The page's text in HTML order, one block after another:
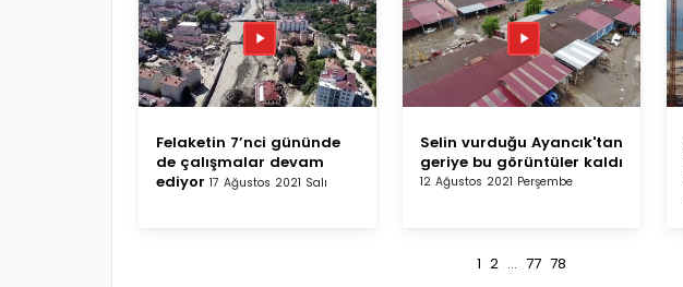
Felaketin 7’nci gününde
de çalışmalar devam
ediyor 17 Ağustos 2021 Salı
Selin vurduğu Ayancık'tan
geriye bu görüntüler kaldı
12 Ağustos 2021 Perşembe
1 2 ... 77 78